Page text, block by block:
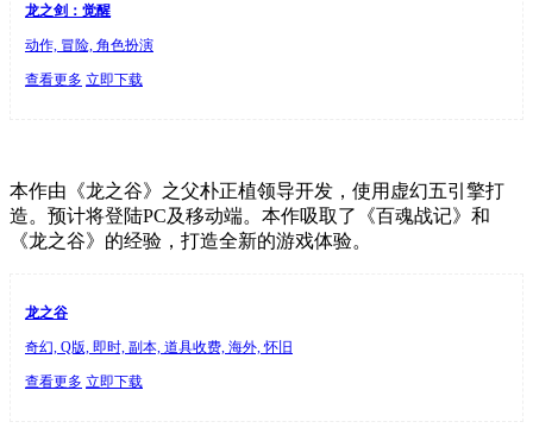
龙之剑：觉醒
动作, 冒险, 角色扮演
查看更多 立即下载
本作由《龙之谷》之父朴正植领导开发，使用虚幻五引擎打
造。预计将登陆PC及移动端。本作吸取了《百魂战记》和
《龙之谷》的经验，打造全新的游戏体验。
龙之谷
奇幻, Q版, 即时, 副本, 道具收费, 海外, 怀旧
查看更多 立即下载